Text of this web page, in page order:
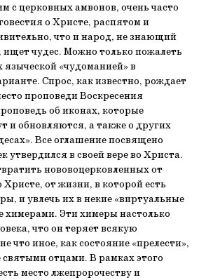
с церковных амвонов, очень часто
о Христе, распятом и
что и народ, не знающий
ищет чудес. Можно только пожалеть
«чудоманией» в
Спрос, как известно, рождает
проповеди Воскресения
об иконах, которые
и обновляются, а также о других
Все оглашение посвящено
утвердился в своей вере во Христа.
нововоцерковленных от
от жизни, в которой есть
и увлечь их в некие «виртуальные
химерами. Эти химеры настолько
что он теряет всякую
что иное, как состояние «прелести»,
отцами. В рамках этого
место лжепророчеству и